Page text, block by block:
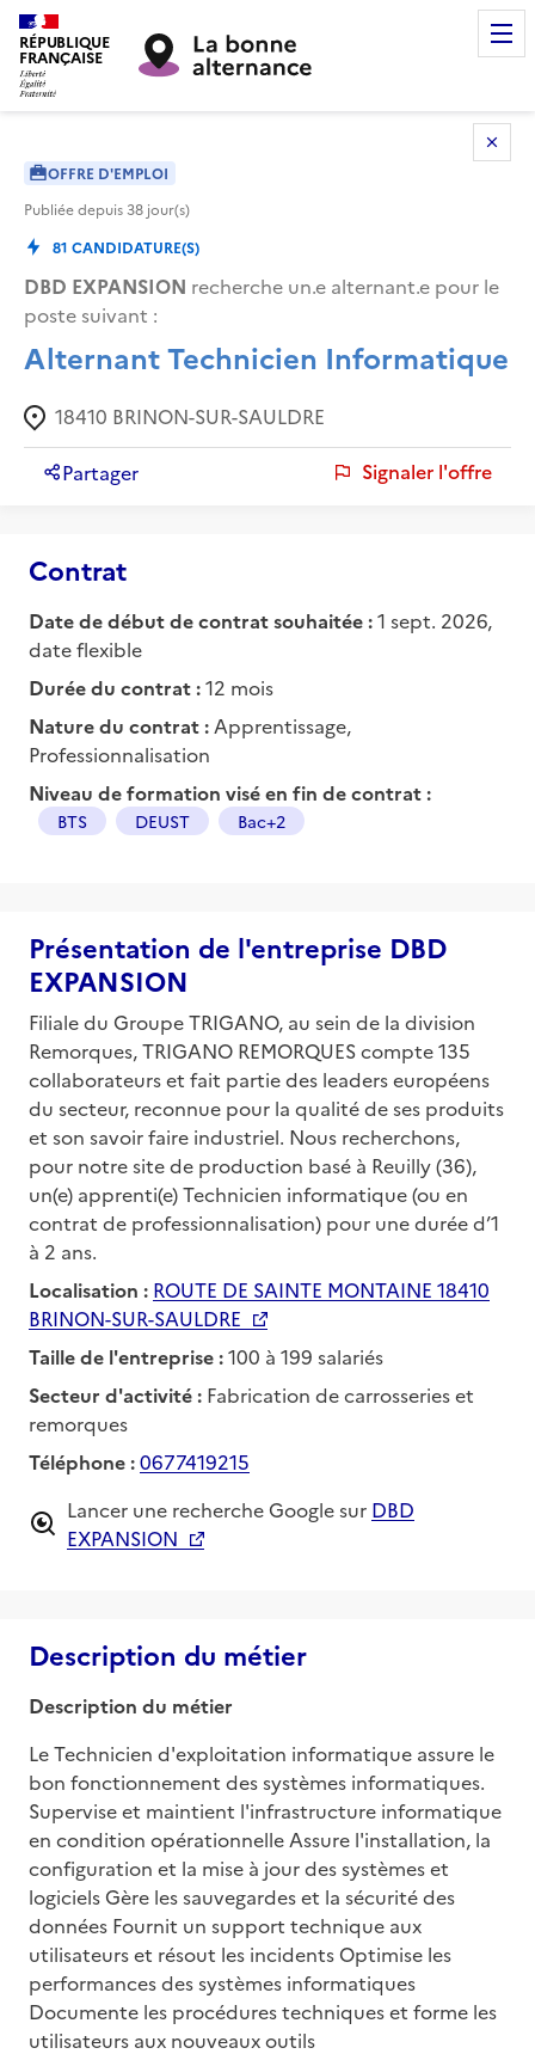
RÉPUBLIQUE
FRANÇAISE
OFFRE D'EMPLOI
Publiée depuis38 jour(s)
81 CANDIDATURE(S)
DBD EXPANSION recherche un.e alternant.e pour le
poste suivant :
Alternant Technicien Informatique
18410 BRINON-SUR-SAULDRE
Partager Signaler l'offre
Contrat
Date de début de contrat souhaitée :1 sept. 2026,
date flexible
Durée du contrat :12 mois
Nature du contrat : Apprentissage,
Professionnalisation
Niveau de formation visé en fin de contrat :
BTS DEUST Bac+2
Présentation de l'entreprise DBD
EXPANSION
Filiale du Groupe TRIGANO, au sein de la division
Remorques, TRIGANO REMORQUES compte 135
collaborateurs et fait partie des leaders européens
du secteur, reconnue pour la qualité de ses produits
et son savoir faire industriel. Nous recherchons,
pour notre site de production basé à Reuilly (36),
un(e) apprenti(e) Technicien informatique (ou en
contrat de professionnalisation) pour une durée d’1
à 2 ans.
Localisation : ROUTE DE SAINTE MONTAINE 18410
BRINON-SUR-SAULDRE
Taille de l'entreprise :100 à 199 salariés
Secteur d'activité : Fabrication de carrosseries et
remorques
Téléphone :0677419215
Lancer une recherche Google sur DBD
EXPANSION
Description du métier
Description du métier
Le Technicien d'exploitation informatique assure le
bon fonctionnement des systèmes informatiques.
Supervise et maintient l'infrastructure informatique
en condition opérationnelle Assure l'installation, la
configuration et la mise à jour des systèmes et
logiciels Gère les sauvegardes et la sécurité des
données Fournit un support technique aux
utilisateurs et résout les incidents Optimise les
performances des systèmes informatiques
Documente les procédures techniques et forme les
utilisateurs aux nouveaux outils